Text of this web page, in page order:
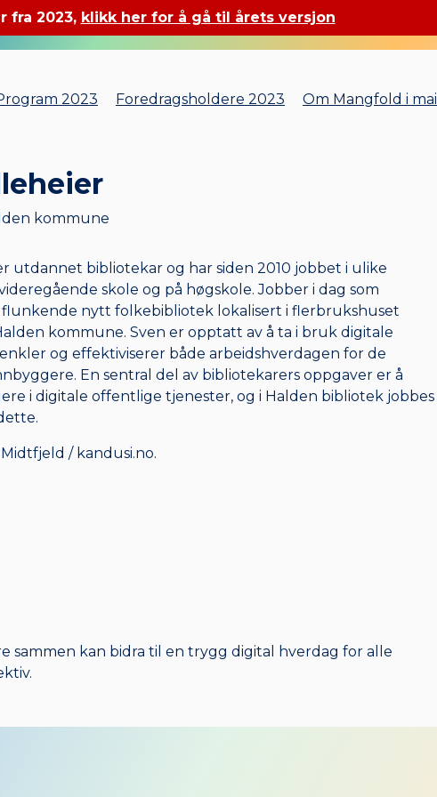
fra 2023, klikk her for å gå til årets versjon
2023 Foredragsholdere 2023 Om Mangfold i mai
kommune
utdannet bibliotekar og har siden 2010 jobbet i ulike
skole og på høgskole. Jobber i dag som
flunkende nytt folkebibliotek lokalisert i flerbrukshuset
kommune. Sven er opptatt av å ta i bruk digitale
og effektiviserer både arbeidshverdagen for de
En sentral del av bibliotekarers oppgaver er å
i digitale offentlige tjenester, og i Halden bibliotek jobbes
/ kandusi.no.
sammen kan bidra til en trygg digital hverdag for alle